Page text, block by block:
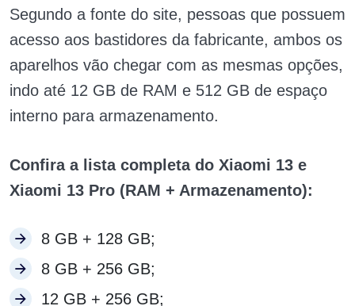
Segundo a fonte do site, pessoas que possuem
acesso aos bastidores da fabricante, ambos os
aparelhos vão chegar com as mesmas opções,
indo até 12 GB de RAM e 512 GB de espaço
interno para armazenamento.
Confira a lista completa do Xiaomi 13 e
Xiaomi 13 Pro (RAM + Armazenamento):
8 GB + 128 GB;
8 GB + 256 GB;
12 GB + 256 GB;